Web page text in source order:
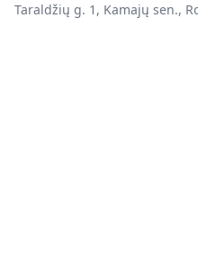
Taraldžių g. 1, Kamajų sen.,